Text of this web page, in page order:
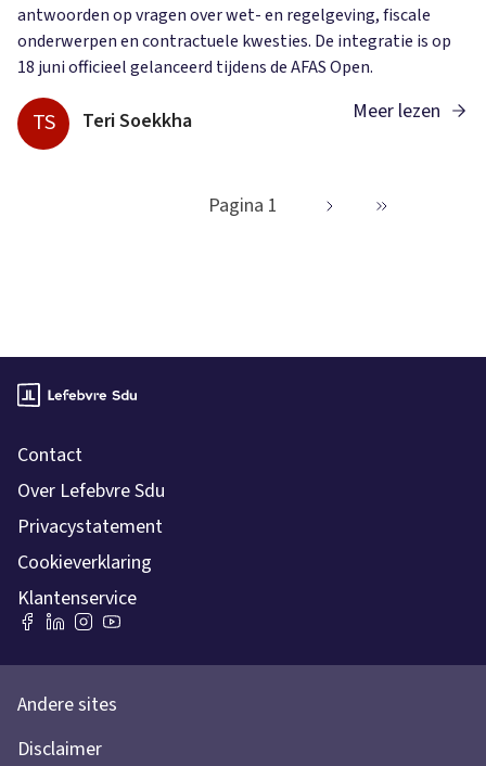
antwoorden op vragen over wet- en regelgeving, fiscale
onderwerpen en contractuele kwesties. De integratie is op
18 juni officieel gelanceerd tijdens de AFAS Open.
TS Teri Soekkha Meer lezen
Pagina 1
Contact
Over Lefebvre Sdu
Privacystatement
Cookieverklaring
Klantenservice
Andere sites
Disclaimer